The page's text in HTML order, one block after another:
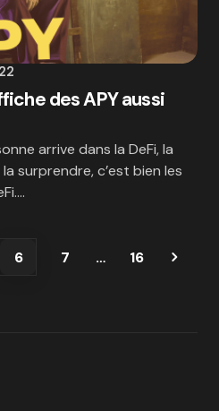
des APY aussi
arrive dans la DeFi, la
surprendre, c’est bien les
6 7 … 16